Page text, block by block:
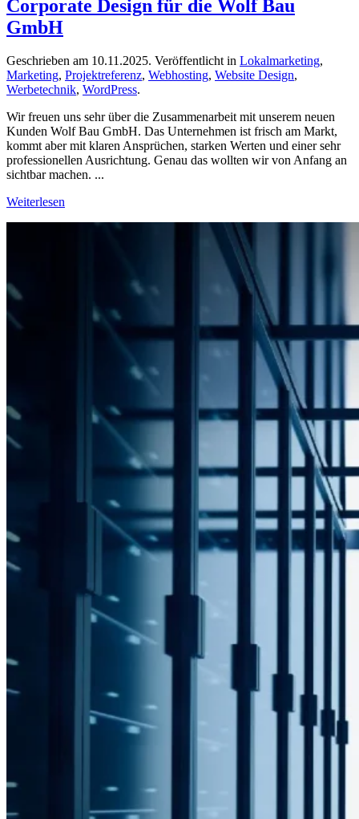
Corporate Design für die Wolf Bau
GmbH
Geschrieben am 10.11.2025. Veröffentlicht in Lokalmarketing,
Marketing, Projektreferenz, Webhosting, Website Design,
Werbetechnik, WordPress.
Wir freuen uns sehr über die Zusammenarbeit mit unserem neuen
Kunden Wolf Bau GmbH. Das Unternehmen ist frisch am Markt,
kommt aber mit klaren Ansprüchen, starken Werten und einer sehr
professionellen Ausrichtung. Genau das wollten wir von Anfang an
sichtbar machen. ...
Weiterlesen